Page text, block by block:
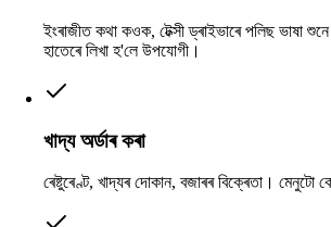
ইংৰাজীত কথা কওক, টেক্সী ড্ৰাইভাৰে পলিছ ভাষা
হাতেৰে লিখা হ'লে উপযোগী।
খাদ্য অৰ্ডাৰ কৰা
ৰেষ্টুৰেণ্ট, খাদ্যৰ দোকান, বজাৰৰ বিক্ৰেতা। মেনুটো